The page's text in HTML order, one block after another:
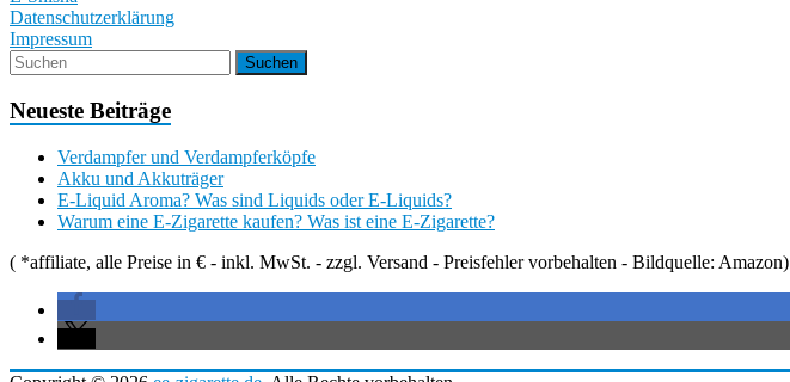
Datenschutzerklärung
Impressum
Neueste Beiträge
Verdampfer und Verdampferköpfe
Akku und Akkuträger
E-Liquid Aroma? Was sind Liquids oder E-Liquids?
Warum eine E-Zigarette kaufen? Was ist eine E-Zigarette?
( *affiliate, alle Preise in € - inkl. MwSt. - zzgl. Versand - Preisfehler vorbehalten - Bildquelle: Amazon)